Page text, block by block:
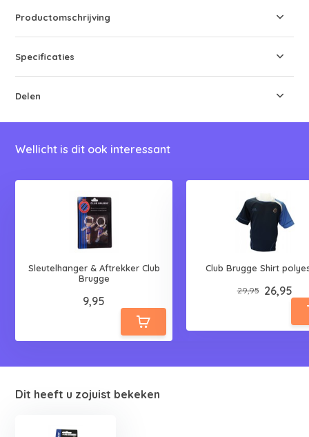
Productomschrijving
Specificaties
Delen
Wellicht is dit ook interessant
Sleutelhanger & Aftrekker Club
Brugge
9,95
Club Brugge Shirt
29,95 26,95
Dit heeft u zojuist bekeken